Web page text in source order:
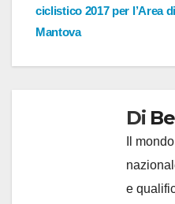
ciclistico 2017 per l’Area di
Mantova
Di
Il
e